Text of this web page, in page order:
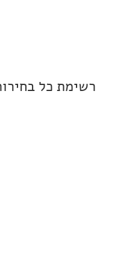
כל בחירות ״שיר